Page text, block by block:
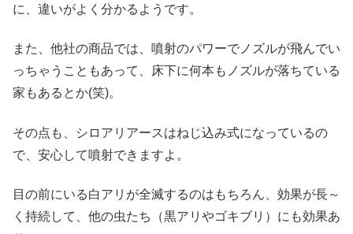
に、違いがよく分かるようです。
また、他社の商品では、噴射のパワーでノズルが飛んでい
っちゃうこともあって、床下に何本もノズルが落ちている
家もあるとか(笑)。
その点も、シロアリアースはねじ込み式になっているの
で、安心して噴射できますよ。
目の前にいる白アリが全滅するのはもちろん、効果が長～
く持続して、他の虫たち（黒アリやゴキブリ）にも効果あ